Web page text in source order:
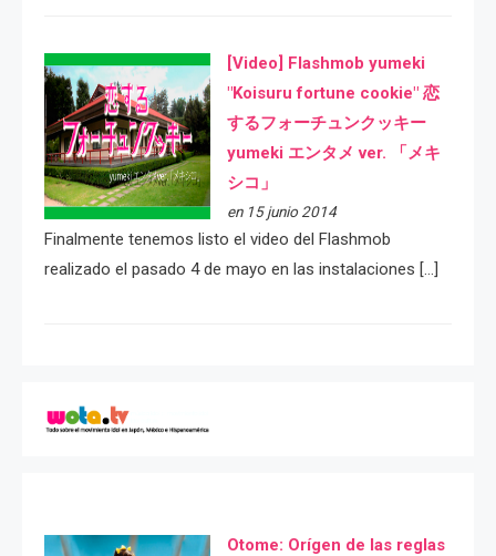
[Video] Flashmob yumeki
"Koisuru fortune cookie" 恋
するフォーチュンクッキー
yumeki エンタメ ver. 「メキ
シコ」
en 15 junio 2014
Finalmente tenemos listo el video del Flashmob
realizado el pasado 4 de mayo en las instalaciones […]
Otome: Orígen de las reglas